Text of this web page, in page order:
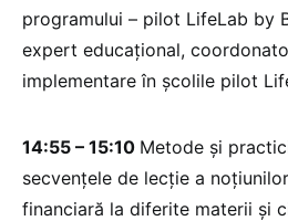
programului – pilot LifeLab by
expert educațional,
implementare în școlile pilot
14:55 – 15:10 Metode și
secvențele de lecție a
financiară la diferite materii și